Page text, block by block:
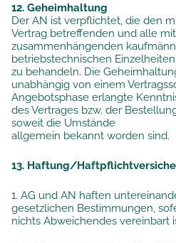
12. Geheimhaltung
Der AN ist verpflichtet, die den
Vertrag betreffenden und alle
zusammenhängenden
betriebstechnischen
zu behandeln. Die
unabhängig von einem
Angebotsphase erlangte
des Vertrages bzw. der
soweit die Umstände
allgemein bekannt worden sind.
13. Haftung/
1. AG und AN haften
gesetzlichen Bestimmungen,
nichts Abweichendes vereinbart